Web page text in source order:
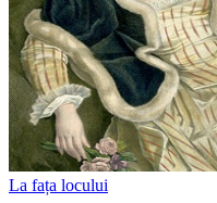
La fața locului